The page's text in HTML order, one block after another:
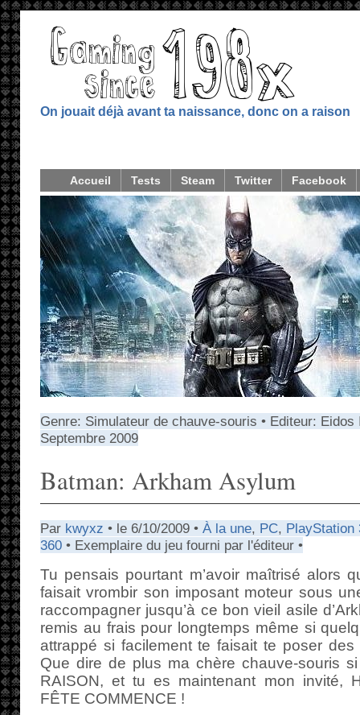
On jouait déjà avant ta naissance, donc on a raison
Accueil Tests Steam Twitter Facebook
Genre: Simulateur de chauve-souris • Editeur:
Septembre 2009
Batman: Arkham Asylum
Par kwyxz • le 6/10/2009 • À la une, PC, PlayStation
360 • Exemplaire du jeu fourni par l'éditeur •
Tu pensais pourtant m’avoir maîtrisé alors
faisait vrombir son imposant moteur sous
raccompagner jusqu’à ce bon vieil asile
remis au frais pour longtemps même si
attrappé si facilement te faisait te poser
Que dire de plus ma chère chauve-souris
RAISON, et tu es maintenant mon invité,
FÊTE COMMENCE !